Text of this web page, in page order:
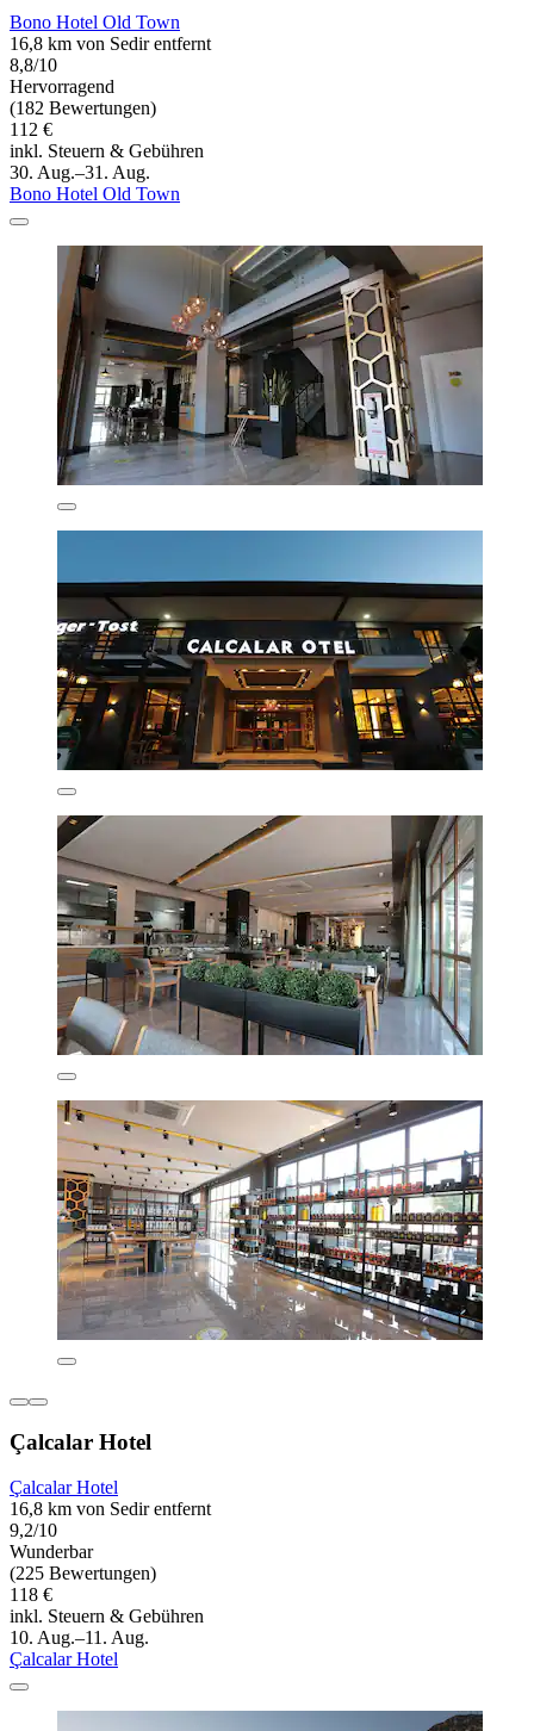
Bono Hotel Old Town
16,8 km von Sedir entfernt
8,8/10
Hervorragend
(182 Bewertungen)
112 €
inkl. Steuern & Gebühren
30. Aug.–31. Aug.
Bono Hotel Old Town
Çalcalar Hotel
Çalcalar Hotel
16,8 km von Sedir entfernt
9,2/10
Wunderbar
(225 Bewertungen)
118 €
inkl. Steuern & Gebühren
10. Aug.–11. Aug.
Çalcalar Hotel